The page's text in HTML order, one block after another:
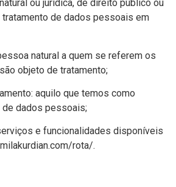
ou jurídica, de direito público ou
de dados pessoais em
natural a quem se referem os
objeto de tratamento;
aquilo que temos como
de dados pessoais;
e funcionalidades disponíveis
rota/.